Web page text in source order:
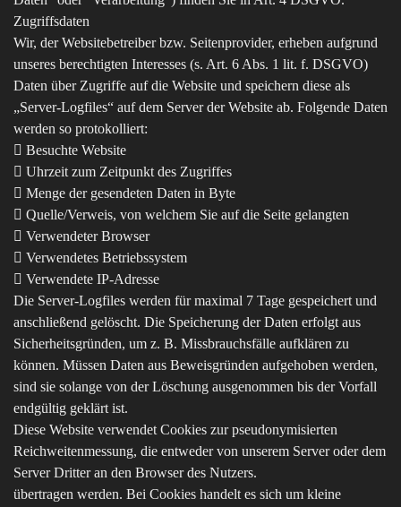
Zugriffsdaten
Wir, der Websitebetreiber bzw. Seitenprovider, erheben aufgrund
unseres berechtigten Interesses (s. Art. 6 Abs. 1 lit. f. DSGVO)
Daten über Zugriffe auf die Website und speichern diese als
„Server-Logfiles“ auf dem Server der Website ab. Folgende Daten
werden so protokolliert:
 Besuchte Website
 Uhrzeit zum Zeitpunkt des Zugriffes
 Menge der gesendeten Daten in Byte
 Quelle/Verweis, von welchem Sie auf die Seite gelangten
 Verwendeter Browser
 Verwendetes Betriebssystem
 Verwendete IP-Adresse
Die Server-Logfiles werden für maximal 7 Tage gespeichert und
anschließend gelöscht. Die Speicherung der Daten erfolgt aus
Sicherheitsgründen, um z. B. Missbrauchsfälle aufklären zu
können. Müssen Daten aus Beweisgründen aufgehoben werden,
sind sie solange von der Löschung ausgenommen bis der Vorfall
endgültig geklärt ist.
Diese Website verwendet Cookies zur pseudonymisierten
Reichweitenmessung, die entweder von unserem Server oder dem
Server Dritter an den Browser des Nutzers.
übertragen werden. Bei Cookies handelt es sich um kleine